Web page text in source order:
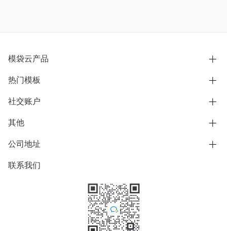
模袋云产品
别墅设计营销
模型协同展示分享
别墅社区
别墅模板
热门模板
欧式别墅
中式别墅
日式别墅
社交账户
B站
抖音
微信公众号
其他
用户服务协议
隐私政策
公司地址
上海市浦东新区东方路1215-1217号
联系我们